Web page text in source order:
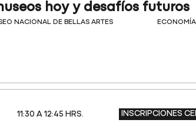
hoy y desafíos futuros
NACIONAL DE BELLAS ARTES
11:30 A 12:45 HRS. INSCRIPCIONES